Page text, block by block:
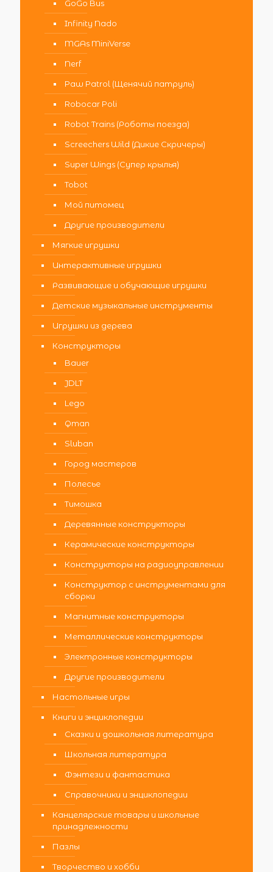
GoGo Bus
Infinity Nado
MGAs MiniVerse
Nerf
Paw Patrol (Щенячий патруль)
Robocar Poli
Robot Trains (Роботы поезда)
Screechers Wild (Дикие Скричеры)
Super Wings (Супер крылья)
Tobot
Мой питомец
Другие производители
Мягкие игрушки
Интерактивные игрушки
Развивающие и обучающие игрушки
Детские музыкальные инструменты
Игрушки из дерева
Конструкторы
Bauer
JDLT
Lego
Qman
Sluban
Город мастеров
Полесье
Тимошка
Деревянные конструкторы
Керамические конструкторы
Конструкторы на радиоуправлении
Конструктор с инструментами для
сборки
Магнитные конструкторы
Металлические конструкторы
Электронные конструкторы
Другие производители
Настольные игры
Книги и энциклопедии
Сказки и дошкольная литература
Школьная литература
Фэнтези и фантастика
Справочники и энциклопедии
Канцелярские товары и школьные
принадлежности
Пазлы
Творчество и хобби